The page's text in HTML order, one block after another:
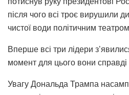
після чого всі троє вирушили
чистої води політичним
Вперше всі три лідери
момент для цього вони
Увагу Дональда Трампа